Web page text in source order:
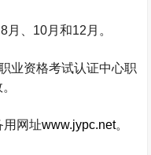
8月、 10月和12 月。
业资格考试认证中心职
用网址www.jypc.net。